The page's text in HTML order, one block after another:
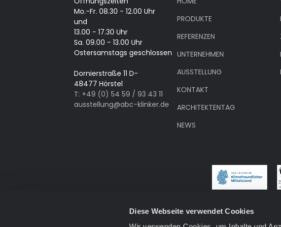
Diese Webseite verwendet Cookies
Mo.-Fr. 08.30 - 12.00 Uhr
und
13.00 - 17.30 Uhr
Sa. 09.00 - 13.00 Uhr
Ostersamstags geschlossen
Dornierstraße 11 D-
48477 Hörstel
T: +49 (0) 54 59 / 93 43 11
ausstellung@abc-klinker.de
PRODUKTE
REFERENZEN
UNTERNEHMEN
AUSSTELLUNG
KONTAKT
ARCHITEKTENTAG
NEWS